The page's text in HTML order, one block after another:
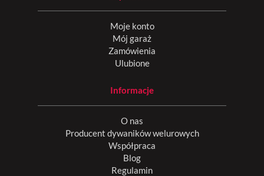
Moje konto
Mój garaż
Zamówienia
Ulubione
Informacje
O nas
Producent dywaników welurowych
Współpraca
Blog
Regulamin